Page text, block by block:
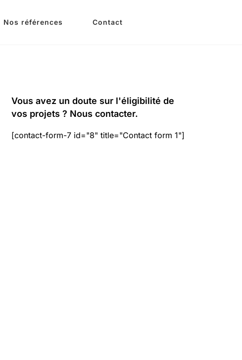
Nos références Contact
Vous avez un doute sur l'éligibilité de
vos projets ? Nous contacter.
[contact-form-7 id="8" title="Contact form 1"]